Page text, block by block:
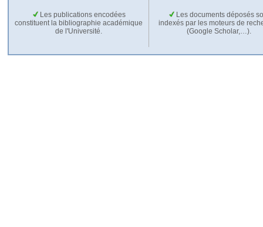
Les publications encodées
constituent la bibliographie académique
de l'Université.
Les documents déposés
indexés par les moteurs de
(Google Scholar,…).